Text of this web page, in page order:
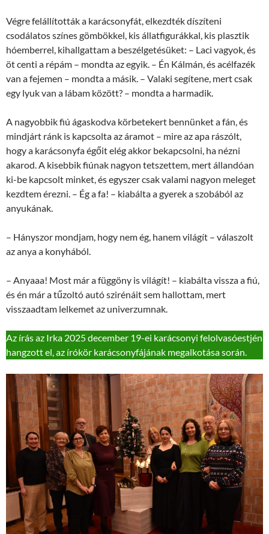
Végre felállították a karácsonyfát, elkezdték díszíteni
csodálatos színes gömbökkel, kis állatfigurákkal, kis plasztik
hóemberrel, kihallgattam a beszélgetésüket: ­– Laci vagyok, és
öt centi a répám – mondta az egyik. – Én Kálmán, és acélfazék
van a fejemen – mondta a másik. – Valaki segítene, mert csak
egy lyuk van a lábam között? – mondta a harmadik.
A nagyobbik fiú ágaskodva körbetekert bennünket a fán, és
mindjárt ránk is kapcsolta az áramot – mire az apa rászólt,
hogy a karácsonyfa égőit elég akkor bekapcsolni, ha nézni
akarod. A kisebbik fiúnak nagyon tetszettem, mert állandóan
ki-be kapcsolt minket, és egyszer csak valami nagyon meleget
kezdtem érezni. – Ég a fa! – kiabálta a gyerek a szobából az
anyukának.
– Hányszor mondjam, hogy nem ég, hanem világít – válaszolt
az anya a konyhából.
– Anyaaa! Most már a függöny is világít! – kiabálta vissza a fiú,
és én már a tűzoltó autó szirénáit sem hallottam, mert
visszaadtam lelkemet az univerzumnak.
Az írás az Irka 2025 december 19-ei karácsonyi felolvasóestjén
hangzott el, az írókör karácsonyfájának megalkotása során.